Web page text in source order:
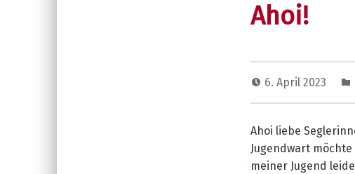
Ahoi!
6. April 2023
Ahoi liebe
Jugendwart
meiner Jugend